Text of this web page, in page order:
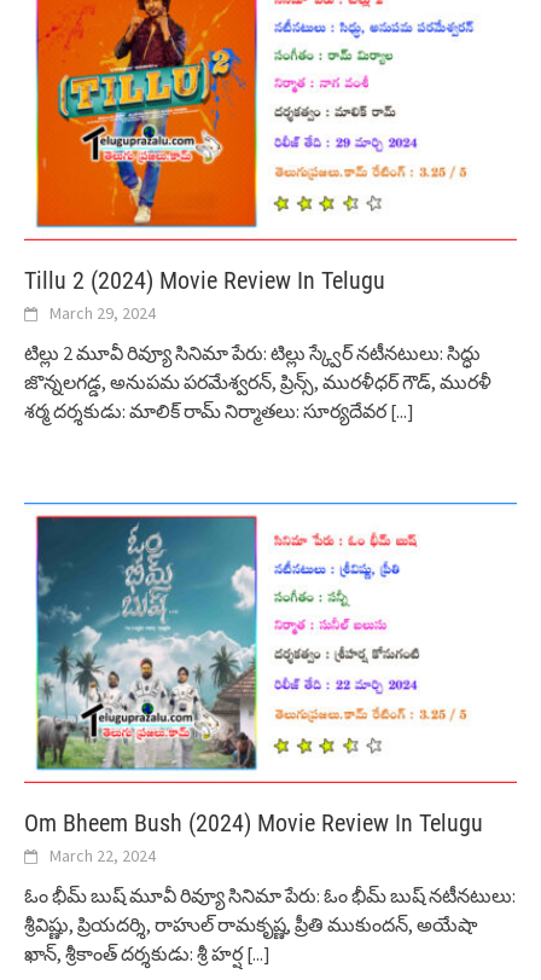
Tillu 2 (2024) Movie Review In Telugu
March 29, 2024
టిల్లు 2 మూవీ రివ్యూ సినిమా పేరు: టిల్లు స్క్వేర్ నటీనటులు: సిద్ధు
జొన్నలగడ్డ, అనుపమ పరమేశ్వరన్, ప్రిన్స్, మురళీధర్ గౌడ్, మురళీ
శర్మ దర్శకుడు: మాలిక్ రామ్ నిర్మాతలు: సూర్యదేవర[...]
Om Bheem Bush (2024) Movie Review In Telugu
March 22, 2024
ఓం భీమ్ బుష్ మూవీ రివ్యూ సినిమా పేరు: ఓం భీమ్ బుష్ నటీనటులు:
శ్రీవిష్ణు, ప్రియదర్శి, రాహుల్ రామకృష్ణ, ప్రీతి ముకుందన్, అయేషా
ఖాన్, శ్రీకాంత్ దర్శకుడు: శ్రీ హర్ష[...]